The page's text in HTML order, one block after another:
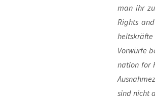
man ihr
Rights
heits­kräf­te
Vor­wür­fe
na­ti­on for
sind nicht